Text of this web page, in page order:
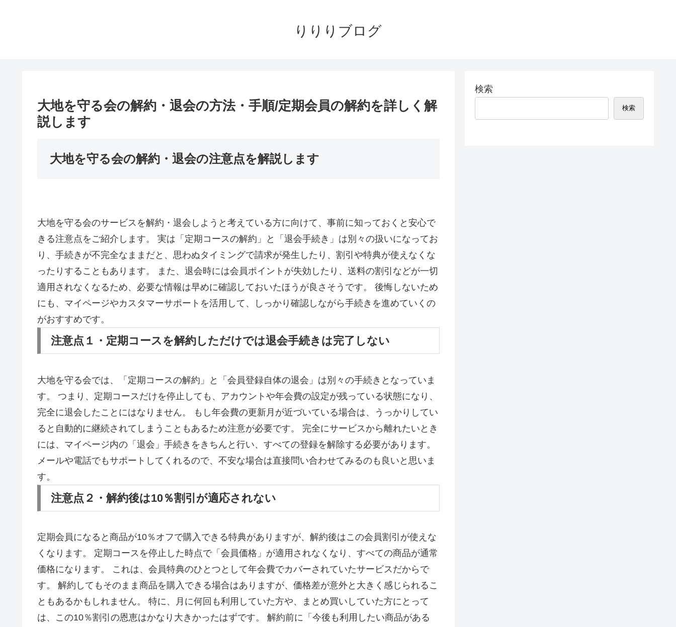
りりりブログ
大地を守る会の解約・退会の方法・手順/定期会員の解約を詳しく解
説します
大地を守る会の解約・退会の注意点を解説します
大地を守る会のサービスを解約・退会しようと考えている方に向けて、事前に知っておくと安心で
きる注意点をご紹介します。 実は「定期コースの解約」と「退会手続き」は別々の扱いになってお
り、手続きが不完全なままだと、思わぬタイミングで請求が発生したり、割引や特典が使えなくな
ったりすることもあります。 また、退会時には会員ポイントが失効したり、送料の割引などが一切
適用されなくなるため、必要な情報は早めに確認しておいたほうが良さそうです。 後悔しないため
にも、マイページやカスタマーサポートを活用して、しっかり確認しながら手続きを進めていくの
がおすすめです。
注意点１・定期コースを解約しただけでは退会手続きは完了しない
大地を守る会では、「定期コースの解約」と「会員登録自体の退会」は別々の手続きとなっていま
す。 つまり、定期コースだけを停止しても、アカウントや年会費の設定が残っている状態になり、
完全に退会したことにはなりません。 もし年会費の更新月が近づいている場合は、うっかりしてい
ると自動的に継続されてしまうこともあるため注意が必要です。 完全にサービスから離れたいとき
には、マイページ内の「退会」手続きをきちんと行い、すべての登録を解除する必要があります。
メールや電話でもサポートしてくれるので、不安な場合は直接問い合わせてみるのも良いと思いま
す。
注意点２・解約後は10％割引が適応されない
定期会員になると商品が10％オフで購入できる特典がありますが、解約後はこの会員割引が使えな
くなります。 定期コースを停止した時点で「会員価格」が適用されなくなり、すべての商品が通常
価格になります。 これは、会員特典のひとつとして年会費でカバーされていたサービスだからで
す。 解約してもそのまま商品を購入できる場合はありますが、価格差が意外と大きく感じられるこ
ともあるかもしれません。 特に、月に何回も利用していた方や、まとめ買いしていた方にとって
は、この10％割引の恩恵はかなり大きかったはずです。 解約前に「今後も利用したい商品がある
検索
検索